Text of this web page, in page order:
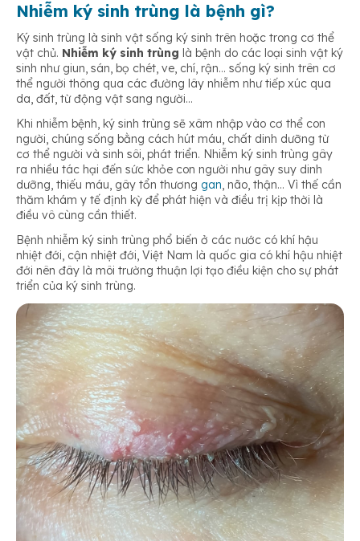
Nhiễm ký sinh trùng là bệnh gì?
Ký sinh trùng là sinh vật sống ký sinh trên hoặc trong cơ thể
vật chủ. Nhiễm ký sinh trùng là bệnh do các loại sinh vật ký
sinh như giun, sán, bọ chét, ve, chí, rận… sống ký sinh trên cơ
thể người thông qua các đường lây nhiễm như tiếp xúc qua
da, đất, từ động vật sang người…
Khi nhiễm bệnh, ký sinh trùng sẽ xâm nhập vào cơ thể con
người, chúng sống bằng cách hút máu, chất dinh dưỡng từ
cơ thể người và sinh sôi, phát triển. Nhiễm ký sinh trùng gây
ra nhiều tác hại đến sức khỏe con người như gây suy dinh
dưỡng, thiếu máu, gây tổn thương gan, não, thận… Vì thế cần
thăm khám y tế định kỳ để phát hiện và điều trị kịp thời là
điều vô cùng cần thiết.
Bệnh nhiễm ký sinh trùng phổ biến ở các nước có khí hậu
nhiệt đới, cận nhiệt đới, Việt Nam là quốc gia có khí hậu nhiệt
đới nên đây là môi trường thuận lợi tạo điều kiện cho sự phát
triển của ký sinh trùng.